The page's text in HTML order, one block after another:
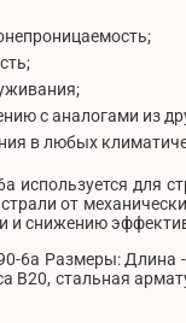
с аналогами из
в любых
используется для
от
и снижению
6а Размеры:
В20, стальная